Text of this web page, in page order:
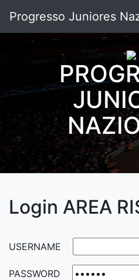
Progresso Juniores
Login AREA
USERNAME
PASSWORD